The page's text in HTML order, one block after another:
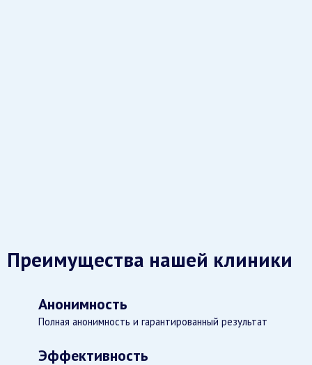
Преимущества нашей клиники
Анонимность
Полная анонимность и гарантированный результат
Эффективность